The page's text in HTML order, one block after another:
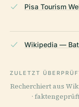
Pisa Tourism
Wikipedia —
ZULETZT
Recherchiert aus
· faktengeprüft